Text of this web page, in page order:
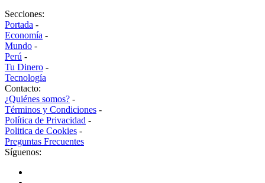
Secciones:
Portada -
Economía -
Mundo -
Perú -
Tu Dinero -
Tecnología
Contacto:
¿Quiénes somos? -
Términos y Condiciones -
Política de Privacidad -
Politica de Cookies -
Preguntas Frecuentes
Síguenos: